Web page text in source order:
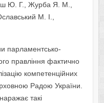
Ю. Г., Журба Я. М.,
М. І.,
парламентсько-
правління фактично
компетенційних
Радою України.
такі